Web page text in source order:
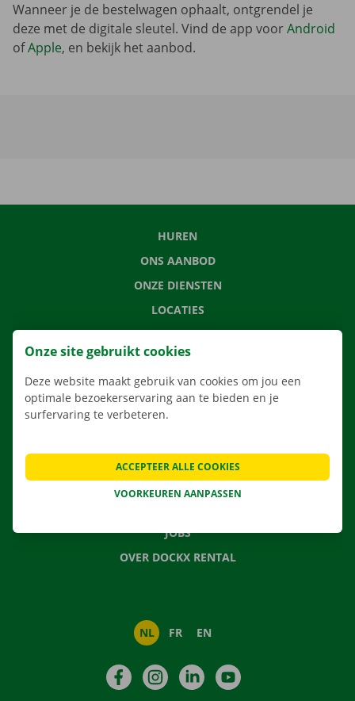
Wanneer je de bestelwagen ophaalt, ontgrendel je
deze met de digitale sleutel. Vind de app voorAndroid
ofApple, en bekijk het aanbod.
HUREN
ONS AANBOD
ONZE DIENSTEN
LOCATIES
APP
VERHUISOPLOSSINGEN
VEELGESTELDE VRAGEN
NIEUWS
JOBS
OVER DOCKX RENTAL
NL FR EN
FacebookInstagramLinkedIn
Onze site gebruikt cookies
Deze website maakt gebruik van cookies om jou een
optimale bezoekerservaring aan te bieden en je
surfervaring te verbeteren.
VOORKEUREN AANPASSEN
ACCEPTEER ALLE COOKIES